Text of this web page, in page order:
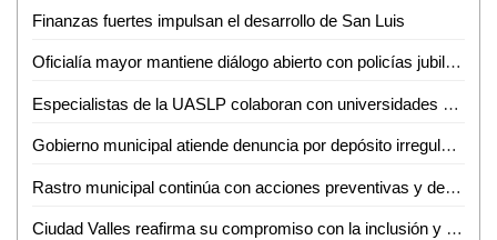
Finanzas fuertes impulsan el desarrollo de San Luis
Oficialía mayor mantiene diálogo abierto con policías jubilados y pensionados
Especialistas de la UASLP colaboran con universidades de Estados Unidos en investigación sobre chikungunya
Gobierno municipal atiende denuncia por depósito irregular de basura en Villas del Real de Santiago
Rastro municipal continúa con acciones preventivas y de concientización contra el gusano barrenador del ganado
Ciudad Valles reafirma su compromiso con la inclusión y el respeto a la diversidad